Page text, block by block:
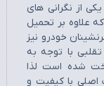
از نگراني هاي
علاوه بر تحميل
خودرو نيز
با توجه به
شده است لذا
اصلي با کيفيت و